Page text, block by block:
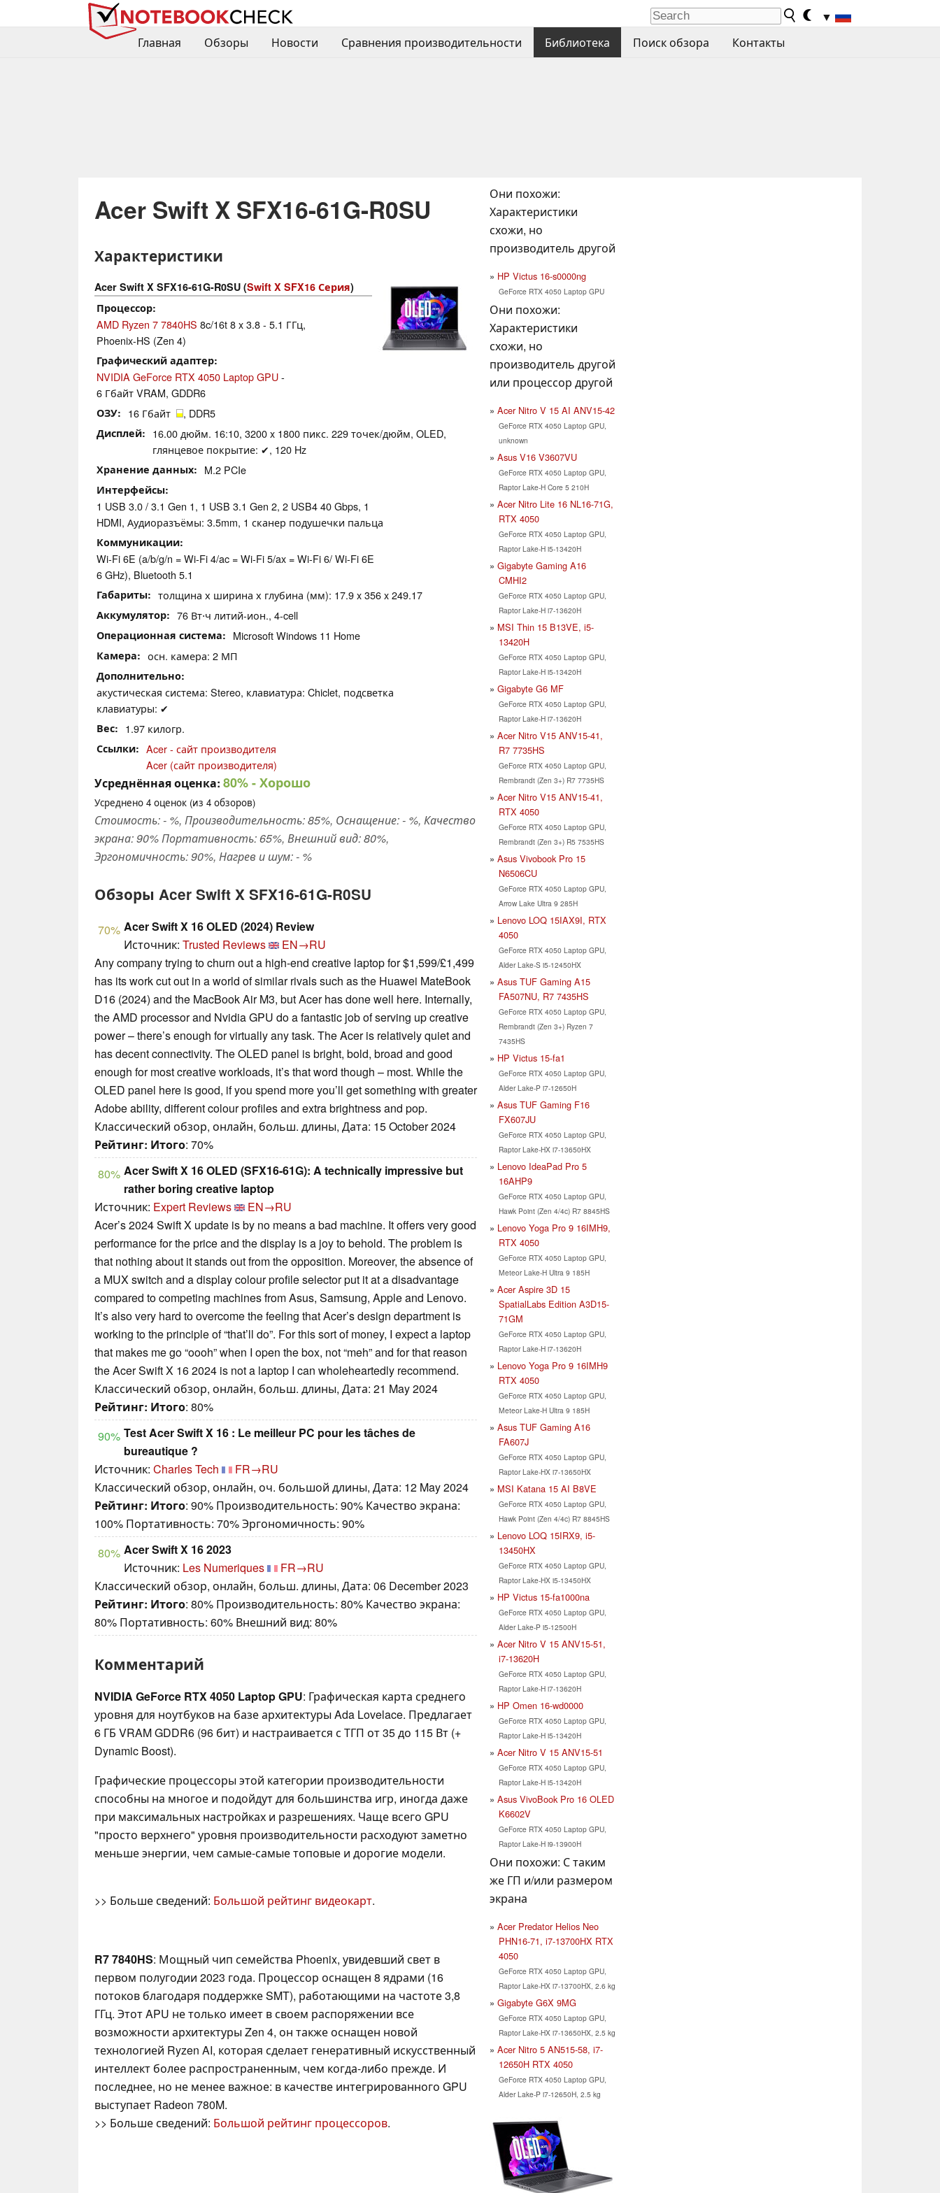
▼
Главная
Обзоры Новости Сравнения производительности Библиотека Поиск обзора Контакты
Acer Swift X SFX16-61G-R0SU
Характеристики
Acer Swift X SFX16-61G-R0SU (Swift X SFX16 Серия)
Процессор
AMD Ryzen 7 7840HS 8c/16t 8 x 3.8 - 5.1 ГГц,
Phoenix-HS (Zen 4)
Графический адаптер
NVIDIA GeForce RTX 4050 Laptop GPU-
6 Гбайт VRAM, GDDR6
ОЗУ 16 Гбайт , DDR5
Дисплей
16.00 дюйм. 16:10, 3200 x 1800 пикс. 229 точек/дюйм, OLED,
глянцевое покрытие: ✔, 120 Hz
Хранение данных M.2 PCIe
Интерфейсы
1 USB 3.0 / 3.1 Gen 1, 1 USB 3.1 Gen 2, 2 USB4 40 Gbps, 1
HDMI, Аудиоразъёмы: 3.5mm, 1 сканер подушечки пальца
Коммуникации
Wi-Fi 6E (a/b/g/n = Wi-Fi 4/ac = Wi-Fi 5/ax = Wi-Fi 6/ Wi-Fi 6E
6 GHz), Bluetooth 5.1
Габариты толщина х ширина х глубина (мм): 17.9 x 356 x 249.17
Аккумулятор 76 Вт⋅ч литий-ион., 4-cell
Операционная система Microsoft Windows 11 Home
Камера осн. камера: 2 МП
Дополнительно
акустическая система: Stereo, клавиатура: Chiclet, подсветка
клавиатуры: ✔
Вес 1.97 килогр.
Ссылки
Acer - сайт производителя
Acer (сайт производителя)
Усреднённая оценка: 80%- Хорошо
Усреднено 4 оценок (из 4 обзоров)
Стоимость: - %, Производительность: 85%, Оснащение: - %, Качество
экрана: 90% Портативность: 65%, Внешний вид: 80%,
Эргономичность: 90%, Нагрев и шум: - %
Обзоры Acer Swift X SFX16-61G-R0SU
70% Acer Swift X 16 OLED (2024) Review
Источник: Trusted Reviews
EN→RU
Any company trying to churn out a high-end creative laptop for $1,599/£1,499
has its work cut out in a world of similar rivals such as the Huawei MateBook
D16 (2024) and the MacBook Air M3, but Acer has done well here. Internally,
the AMD processor and Nvidia GPU do a fantastic job of serving up creative
power – there’s enough for virtually any task. The Acer is relatively quiet and
has decent connectivity. The OLED panel is bright, bold, broad and good
enough for most creative workloads, it’s that word though – most. While the
OLED panel here is good, if you spend more you’ll get something with greater
Adobe ability, different colour profiles and extra brightness and pop.
Классический обзор, онлайн, больш. длины, Дата: 15 October 2024
Рейтинг: Итого: 70%
80% Acer Swift X 16 OLED (SFX16-61G): A technically impressive but
rather boring creative laptop
Источник: Expert Reviews
EN→RU
Acer’s 2024 Swift X update is by no means a bad machine. It offers very good
performance for the price and the display is a joy to behold. The problem is
that nothing about it stands out from the opposition. Moreover, the absence of
a MUX switch and a display colour profile selector put it at a disadvantage
compared to competing machines from Asus, Samsung, Apple and Lenovo.
It’s also very hard to overcome the feeling that Acer’s design department is
working to the principle of “that’ll do”. For this sort of money, I expect a laptop
that makes me go “oooh” when I open the box, not “meh” and for that reason
the Acer Swift X 16 2024 is not a laptop I can wholeheartedly recommend.
Классический обзор, онлайн, больш. длины, Дата: 21 May 2024
Рейтинг: Итого: 80%
90% Test Acer Swift X 16 : Le meilleur PC pour les tâches de
bureautique ?
Источник: Charles Tech
FR→RU
Классический обзор, онлайн, оч. большой длины, Дата: 12 May 2024
Рейтинг: Итого: 90% Производительность: 90% Качество экрана:
100% Портативность: 70% Эргономичность: 90%
80% Acer Swift X 16 2023
Источник: Les Numeriques
FR→RU
Классический обзор, онлайн, больш. длины, Дата: 06 December 2023
Рейтинг: Итого: 80% Производительность: 80% Качество экрана:
80% Портативность: 60% Внешний вид: 80%
Комментарий
NVIDIA GeForce RTX 4050 Laptop GPU: Графическая карта среднего
уровня для ноутбуков на базе архитектуры Ada Lovelace. Предлагает
6 ГБ VRAM GDDR6 (96 бит) и настраивается с ТГП от 35 до 115 Вт (+
Dynamic Boost).
Графические процессоры этой категории производительности
способны на многое и подойдут для большинства игр, иногда даже
при максимальных настройках и разрешениях. Чаще всего GPU
"просто верхнего" уровня производительности расходуют заметно
меньше энергии, чем самые-самые топовые и дорогие модели.
>> Больше сведений: Большой рейтинг видеокарт.
R7 7840HS: Мощный чип семейства Phoenix, увидевший свет в
первом полугодии 2023 года. Процессор оснащен 8 ядрами (16
потоков благодаря поддержке SMT), работающими на частоте 3,8
ГГц. Этот APU не только имеет в своем распоряжении все
возможности архитектуры Zen 4, он также оснащен новой
технологией Ryzen AI, которая сделает генеративный искусственный
интеллект более распространенным, чем когда-либо прежде. И
последнее, но не менее важное: в качестве интегрированного GPU
выступает Radeon 780M.
>> Больше сведений: Большой рейтинг процессоров.
Они похожи:
Характеристики
схожи, но
производитель другой
HP Victus 16-s0000ng
GeForce RTX 4050 Laptop GPU
Они похожи:
Характеристики
схожи, но
производитель другой
или процессор другой
Acer Nitro V 15 AI ANV15-42
GeForce RTX 4050 Laptop GPU,
unknown
Asus V16 V3607VU
GeForce RTX 4050 Laptop GPU,
Raptor Lake-H Core 5 210H
Acer Nitro Lite 16 NL16-71G,
RTX 4050
GeForce RTX 4050 Laptop GPU,
Raptor Lake-H i5-13420H
Gigabyte Gaming A16
CMHI2
GeForce RTX 4050 Laptop GPU,
Raptor Lake-H i7-13620H
MSI Thin 15 B13VE, i5-
13420H
GeForce RTX 4050 Laptop GPU,
Raptor Lake-H i5-13420H
Gigabyte G6 MF
GeForce RTX 4050 Laptop GPU,
Raptor Lake-H i7-13620H
Acer Nitro V15 ANV15-41,
R7 7735HS
GeForce RTX 4050 Laptop GPU,
Rembrandt (Zen 3+) R7 7735HS
Acer Nitro V15 ANV15-41,
RTX 4050
GeForce RTX 4050 Laptop GPU,
Rembrandt (Zen 3+) R5 7535HS
Asus Vivobook Pro 15
N6506CU
GeForce RTX 4050 Laptop GPU,
Arrow Lake Ultra 9 285H
Lenovo LOQ 15IAX9I, RTX
4050
GeForce RTX 4050 Laptop GPU,
Alder Lake-S i5-12450HX
Asus TUF Gaming A15
FA507NU, R7 7435HS
GeForce RTX 4050 Laptop GPU,
Rembrandt (Zen 3+) Ryzen 7
7435HS
HP Victus 15-fa1
GeForce RTX 4050 Laptop GPU,
Alder Lake-P i7-12650H
Asus TUF Gaming F16
FX607JU
GeForce RTX 4050 Laptop GPU,
Raptor Lake-HX i7-13650HX
Lenovo IdeaPad Pro 5
16AHP9
GeForce RTX 4050 Laptop GPU,
Hawk Point (Zen 4/4c) R7 8845HS
Lenovo Yoga Pro 9 16IMH9,
RTX 4050
GeForce RTX 4050 Laptop GPU,
Meteor Lake-H Ultra 9 185H
Acer Aspire 3D 15
SpatialLabs Edition A3D15-
71GM
GeForce RTX 4050 Laptop GPU,
Raptor Lake-H i7-13620H
Lenovo Yoga Pro 9 16IMH9
RTX 4050
GeForce RTX 4050 Laptop GPU,
Meteor Lake-H Ultra 9 185H
Asus TUF Gaming A16
FA607J
GeForce RTX 4050 Laptop GPU,
Raptor Lake-HX i7-13650HX
MSI Katana 15 AI B8VE
GeForce RTX 4050 Laptop GPU,
Hawk Point (Zen 4/4c) R7 8845HS
Lenovo LOQ 15IRX9, i5-
13450HX
GeForce RTX 4050 Laptop GPU,
Raptor Lake-HX i5-13450HX
HP Victus 15-fa1000na
GeForce RTX 4050 Laptop GPU,
Alder Lake-P i5-12500H
Acer Nitro V 15 ANV15-51,
i7-13620H
GeForce RTX 4050 Laptop GPU,
Raptor Lake-H i7-13620H
HP Omen 16-wd0000
GeForce RTX 4050 Laptop GPU,
Raptor Lake-H i5-13420H
Acer Nitro V 15 ANV15-51
GeForce RTX 4050 Laptop GPU,
Raptor Lake-H i5-13420H
Asus VivoBook Pro 16 OLED
K6602V
GeForce RTX 4050 Laptop GPU,
Raptor Lake-H i9-13900H
Они похожи: С таким
же ГП и/или размером
экрана
Acer Predator Helios Neo
PHN16-71, i7-13700HX RTX
4050
GeForce RTX 4050 Laptop GPU,
Raptor Lake-HX i7-13700HX, 2.6 kg
Gigabyte G6X 9MG
GeForce RTX 4050 Laptop GPU,
Raptor Lake-HX i7-13650HX, 2.5 kg
Acer Nitro 5 AN515-58, i7-
12650H RTX 4050
GeForce RTX 4050 Laptop GPU,
Alder Lake-P i7-12650H, 2.5 kg